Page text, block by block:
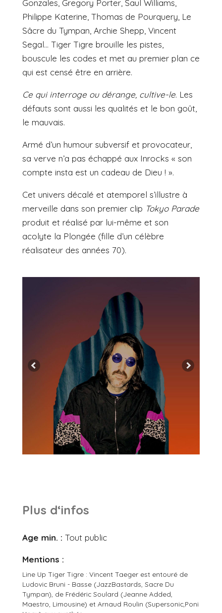
Gonzales, Gregory Porter, Saul Williams,
Philippe Katerine, Thomas de Pourquery, Le
Sâcre du Tympan, Archie Shepp, Vincent
Segal… Tiger Tigre brouille les pistes,
bouscule les codes et met au premier plan ce
qui est censé être en arrière.
Ce qui interroge ou dérange, cultive-le. Les
défauts sont aussi les qualités et le bon goût,
le mauvais.
Armé d’un humour subversif et provocateur,
sa verve n’a pas échappé aux Inrocks « son
compte insta est un cadeau de Dieu ! ».
Cet univers décalé et atemporel s’illustre à
merveille dans son premier clip Tokyo Parade
produit et réalisé par lui-même et son
acolyte la Plongée (fille d’un célèbre
réalisateur des années 70).
Plus d‘infos
Age min. : Tout public
Mentions :
Line Up Tiger Tigre : Vincent Taeger est entouré de
Ludovic Bruni - Basse (JazzBastards, Sacre Du
Tympan), de Frédéric Soulard (Jeanne Added,
Maestro, Limousine) et Arnaud Roulin (Supersonic,Poni